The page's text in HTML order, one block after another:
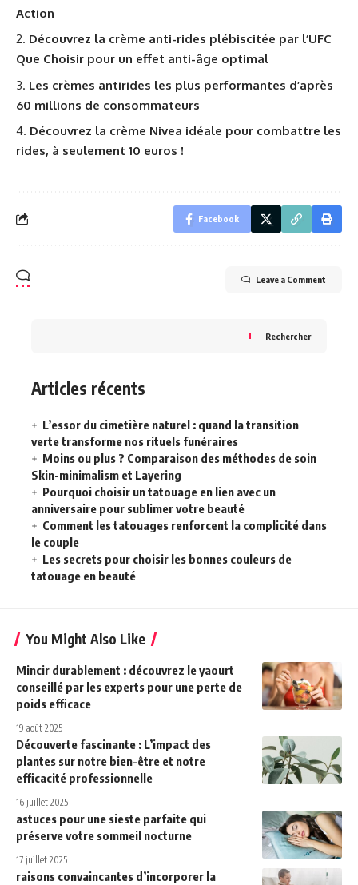
Action
Découvrez la crème anti-rides plébiscitée par l’UFC
Que Choisir pour un effet anti-âge optimal
Les crèmes antirides les plus performantes d’après
60 millions de consommateurs
Découvrez la crème Nivea idéale pour combattre les
rides, à seulement 10 euros !
Facebook
Leave a Comment
Rechercher
Articles récents
L’essor du cimetière naturel : quand la transition
verte transforme nos rituels funéraires
Moins ou plus ? Comparaison des méthodes de soin
Skin-minimalism et Layering
Pourquoi choisir un tatouage en lien avec un
anniversaire pour sublimer votre beauté
Comment les tatouages renforcent la complicité dans
le couple
Les secrets pour choisir les bonnes couleurs de
tatouage en beauté
You Might Also Like
Mincir durablement : découvrez le yaourt
conseillé par les experts pour une perte de
poids efficace
19 août 2025
Découverte fascinante : L’impact des
plantes sur notre bien-être et notre
efficacité professionnelle
16 juillet 2025
astuces pour une sieste parfaite qui
préserve votre sommeil nocturne
17 juillet 2025
raisons convaincantes d’incorporer la